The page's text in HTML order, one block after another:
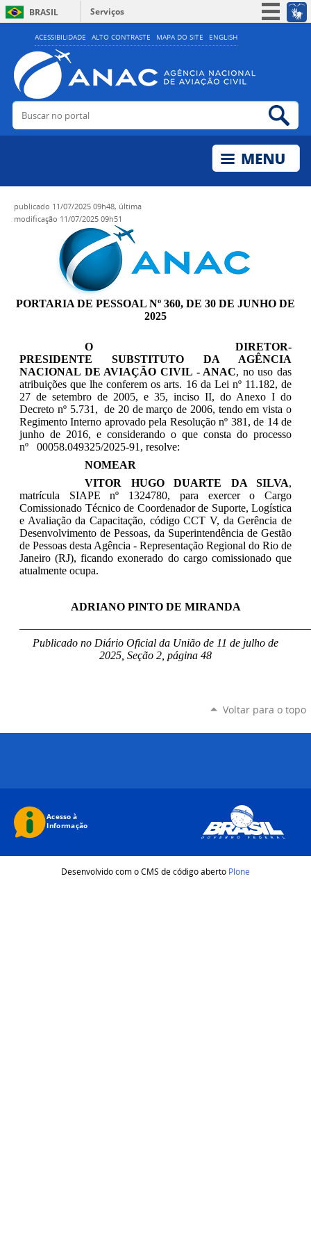
ACESSIBILIDADE ALTO CONTRASTE MAPA DO SITE ENGLISH
BRASIL
Serviços
Simplifique!
Acesso à informação
Legislação
Buscar no portal
publicado 11/07/2025 09h48, última
modificação 11/07/2025 09h51
PORTARIA DE PESSOAL Nº 360, DE 30 DE JUNHO DE
2025
O DIRETOR-
PRESIDENTE SUBSTITUTO DA AGÊNCIA
NACIONAL DE AVIAÇÃO CIVIL - ANAC, no uso das
atribuições que lhe conferem os arts. 16 da Lei nº 11.182, de
27 de setembro de 2005, e 35, inciso II, do Anexo I do
Decreto nº 5.731, de 20 de março de 2006, tendo em vista o
Regimento Interno aprovado pela Resolução nº 381, de 14 de
junho de 2016, e considerando o que consta do processo
nº
00058.049325/2025-91 , resolve:
NOMEAR
VITOR HUGO DUARTE DA SILVA,
matrícula SIAPE nº 1324780, para exerceroCargo
Comissionado Técnico de Coordenador de Suporte, Logística
e Avaliação da Capacitação, código CCT V, da Gerência de
Desenvolvimento de Pessoas, da Superintendência de Gestão
de Pessoas desta Agência - Representação Regional do Rio de
Janeiro (RJ), ficando exonerado do cargo comissionado que
atualmente ocupa.
ADRIANO PINTO DE MIRANDA
Publicado no Diário Oficial da União de 11 de julho de
2025, Seção 2, página 48
Voltar para o topo
Desenvolvido com o CMS de código aberto Plone